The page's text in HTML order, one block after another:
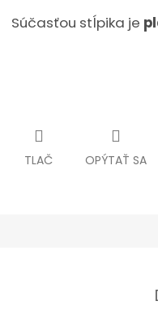
Súčasťou stĺpika je
TLAČ OPÝTAŤ SA